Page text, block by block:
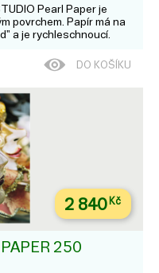
Pearl Paper je
povrchem. Papír má na
a je rychleschnoucí.
DO KOŠÍKU
2 840Kč
250